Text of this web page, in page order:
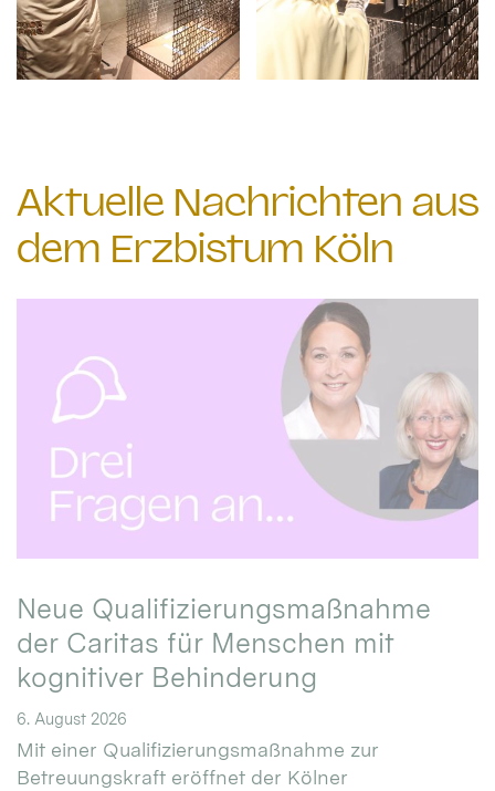
Aktuelle Nachrichten aus
dem Erzbistum Köln
Neue Qualifizierungsmaßnahme
der Caritas für Menschen mit
kognitiver Behinderung
6. August 2026
Mit einer Qualifizierungsmaßnahme zur
Betreuungskraft eröffnet der Kölner